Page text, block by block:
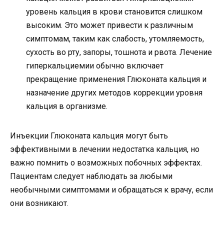
уровень кальция в крови становится слишком
высоким. Это может привести к различным
симптомам, таким как слабость, утомляемость,
сухость во рту, запоры, тошнота и рвота. Лечение
гиперкальциемии обычно включает
прекращение применения Глюконата кальция и
назначение других методов коррекции уровня
кальция в организме.
Инъекции Глюконата кальция могут быть
эффективными в лечении недостатка кальция, но
важно помнить о возможных побочных эффектах.
Пациентам следует наблюдать за любыми
необычными симптомами и обращаться к врачу, если
они возникают.